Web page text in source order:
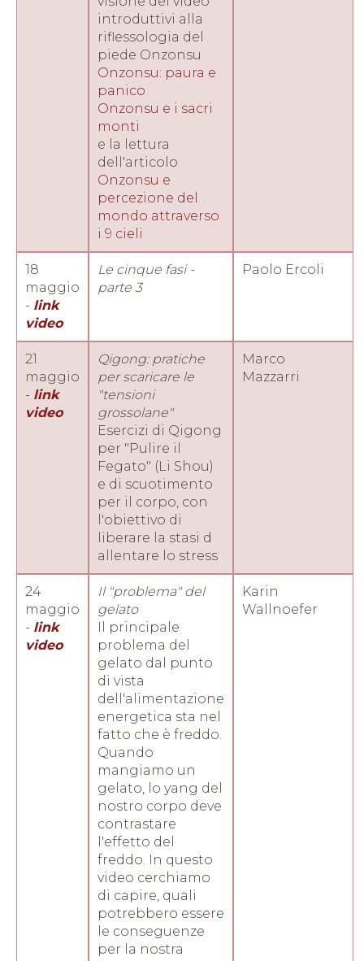
introduttivi alla
riflessologia del
piede Onzonsu
Onzonsu: paura e
panico
Onzonsu e i sacri
monti
e la lettura
dell'articolo
Onzonsu e
percezione del
mondo attraverso
i 9 cieli
18
maggio
- link
video
Le cinque fasi -
parte 3
Paolo Ercoli
21
maggio
- link
video
Qigong: pratiche
per scaricare le
"tensioni
grossolane"
Esercizi di Qigong
per "Pulire il
Fegato" (Li Shou)
e di scuotimento
per il corpo, con
l'obiettivo di
liberare la stasi d
allentare lo stress
Marco
Mazzarri
24
maggio
- link
video
Il "problema" del
gelato
Il principale
problema del
gelato dal punto
di vista
dell'alimentazione
energetica sta nel
fatto che è freddo.
Quando
mangiamo un
gelato, lo yang del
nostro corpo deve
contrastare
l'effetto del
freddo. In questo
video cerchiamo
di capire, quali
potrebbero essere
le conseguenze
per la nostra
Karin
Wallnoefer